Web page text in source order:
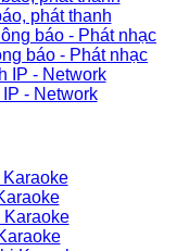
phát thanh
báo - Phát nhạc
- Network